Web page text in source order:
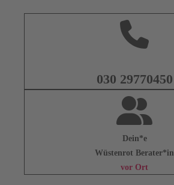
030 29770450
Dein*e
Wüstenrot Berater*in
vor Ort